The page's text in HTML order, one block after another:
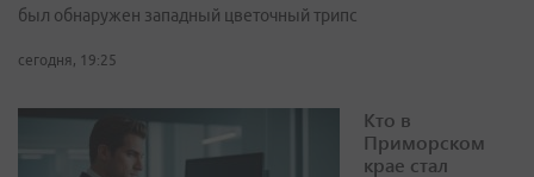
был обнаружен западный цветочный трипс
сегодня, 19:25
Кто в
Приморском
крае стал